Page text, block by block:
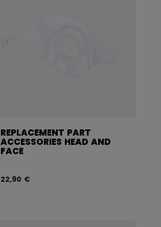
REPLACEMENT PART
ACCESSORIES HEAD AND
FACE
22,90 €